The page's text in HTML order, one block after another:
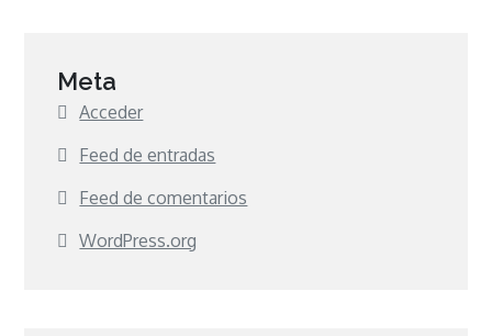
Meta
Acceder
Feed de entradas
Feed de comentarios
WordPress.org